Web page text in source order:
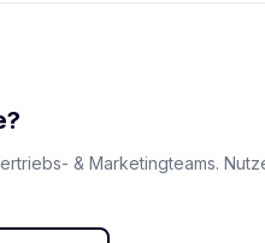
& Marketingteams.